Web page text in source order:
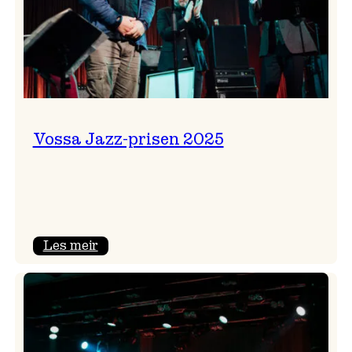
Vossa Jazz-prisen 2025
Les meir:
prisen
2025